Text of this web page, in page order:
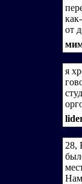
от
я
28,
Нам